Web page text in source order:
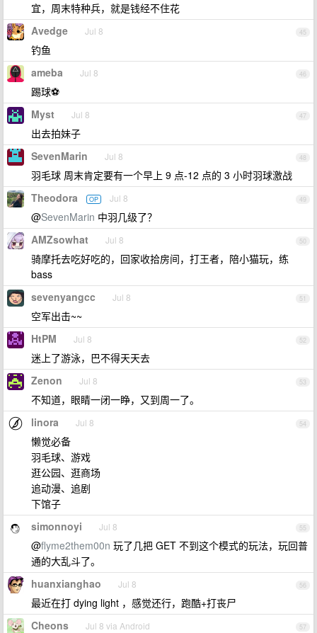
宜，周末特种兵，就是钱经不住花
45
Avedge Jul 8
钓鱼
46
ameba Jul 8
踢球⚽️
47
Myst Jul 8
出去拍妹子
48
SevenMarin Jul 8
羽毛球 周末肯定要有一个早上 9 点-12 点的 3 小时羽球激战
49
Theodora OP Jul 8
@SevenMarin 中羽几级了？
50
AMZsowhat Jul 8
骑摩托去吃好吃的，回家收拾房间，打王者，陪小猫玩，练
bass
51
sevenyangcc Jul 8
空军出击~~
52
HtPM Jul 8
迷上了游泳，巴不得天天去
53
Zenon Jul 8
不知道，眼睛一闭一睁，又到周一了。
54
linora Jul 8
懒觉必备
羽毛球、游戏
逛公园、逛商场
追动漫、追剧
下馆子
55
simonnoyi Jul 8
@flyme2them00n 玩了几把 GET 不到这个模式的玩法，玩回普
通的大乱斗了。
56
huanxianghao Jul 8
最近在打 dying light ，感觉还行，跑酷+打丧尸
57
Cheons Jul 8 via Android